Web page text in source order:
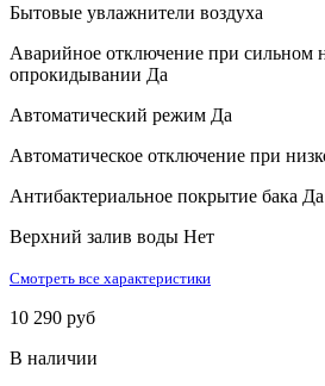
Бытовые увлажнители воздуха
Аварийное отключение при сильном
опрокидывании Да
Автоматический режим Да
Автоматическое отключение при
Антибактериальное покрытие бака Да
Верхний залив воды Нет
Смотреть все характеристики
10 290 руб
В наличии